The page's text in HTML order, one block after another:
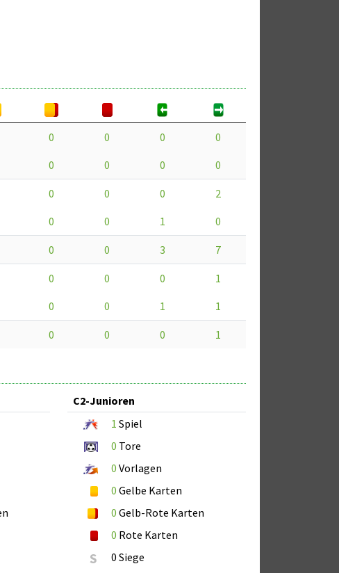
0 0 0
0
0 0 0 0
0 0 0
2
0 0 1 0
0 0 3 7
0 0 0
1
0 0 1 1
0 0 0 1
C2-Junioren
1 Spiel
0 Tore
0 Vorlagen
0 Gelbe Karten
0 Gelb-Rote Karten
0 Rote Karten
S 0 Siege